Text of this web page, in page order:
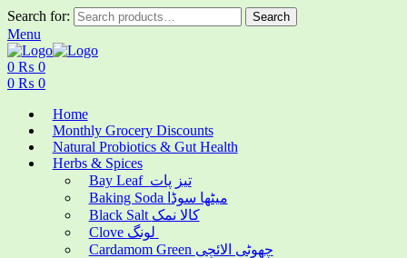
Search for: Search
Menu
0 ₨ 0
0 ₨ 0
Home
Monthly Grocery Discounts
Natural Probiotics & Gut Health
Herbs & Spices
Bay Leaf تیز پات
Baking Soda میٹھا سوڈا
Black Salt کالا نمک
Cardamom Green چھوٹی الائچی